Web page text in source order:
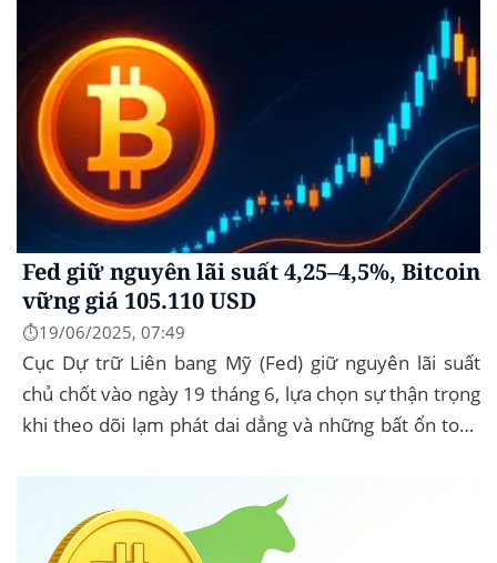
Fed giữ nguyên lãi suất 4,25–4,5%, Bitcoin
vững giá 105.110 USD
⏱️19/06/2025, 07:49
Cục Dự trữ Liên bang Mỹ (Fed) giữ nguyên lãi suất
chủ chốt vào ngày 19 tháng 6, lựa chọn sự thận trọng
khi theo dõi lạm phát dai dẳng và những bất ổn toàn